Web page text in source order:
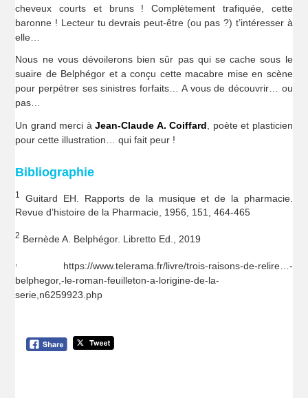
cheveux courts et bruns ! Complètement trafiquée, cette
baronne ! Lecteur tu devrais peut-être (ou pas ?) t’intéresser à
elle…
Nous ne vous dévoilerons bien sûr pas qui se cache sous le
suaire de Belphégor et a conçu cette macabre mise en scène
pour perpétrer ses sinistres forfaits… A vous de découvrir… ou
pas…
Un grand merci àJean-Claude A. Coiffard, poète et plasticien
pour cette illustration… qui fait peur !
Bibliographie
1
Guitard EH. Rapports de la musique et de la pharmacie.
Revue d’histoire de la Pharmacie, 1956, 151, 464-465
2 Bernède A. Belphégor. Libretto Ed., 2019
https://www.telerama.fr/livre/trois-raisons-de-relire…-
belphegor,-le-roman-feuilleton-a-lorigine-de-la-
serie,n6259923.php